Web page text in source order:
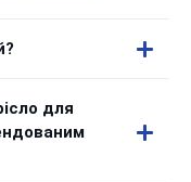
для